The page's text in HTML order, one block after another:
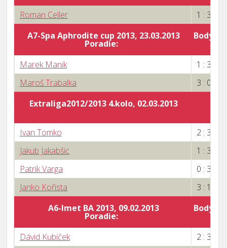
Roman Celler
1 : 3
A7-Spa Aphrodite cup 2013, 23.03.2013
Poradie:
Body
Marek Manik
1 : 3
Maroš Trabalka
3 : 0
Extraliga2012/2013 4.kolo, 02.03.2013
Ivan Tomko
2 : 3
Jakub Jakabšic
1 : 3
Patrik Varga
0 : 3
Janko Kořista
3 : 1
A6-Imet BA 2013, 09.02.2013
Poradie:
Body
Dávid Kubiček
2 : 3